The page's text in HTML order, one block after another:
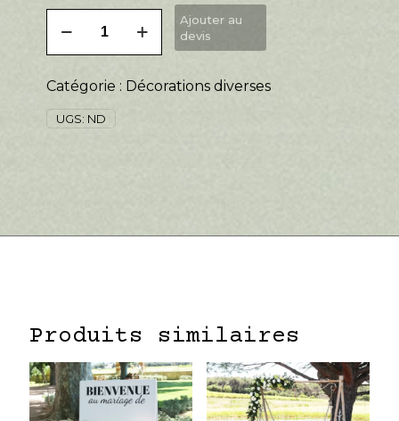
de
Miroir
Ajouter au
devis
Catégorie : Décorations diverses
UGS: ND
Produits similaires